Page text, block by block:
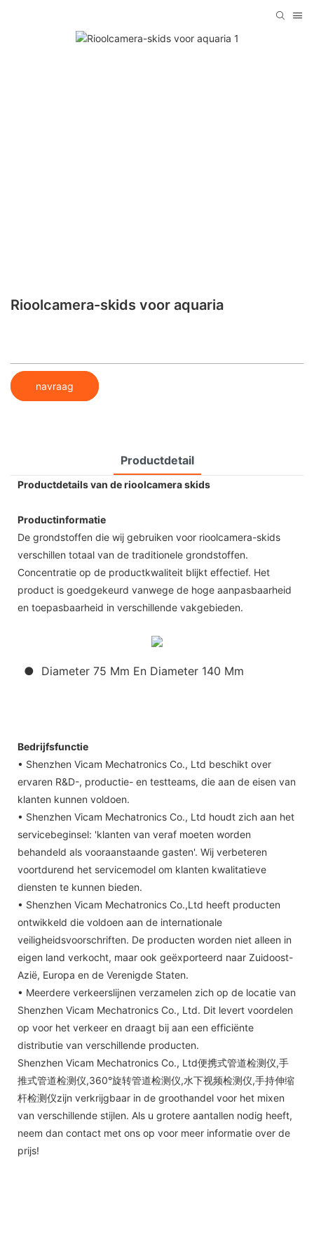
Rioolcamera-skids voor aquaria
navraag
Productdetail
Productdetails van de rioolcamera skids
Productinformatie
De grondstoffen die wij gebruiken voor rioolcamera-skids
verschillen totaal van de traditionele grondstoffen.
Concentratie op de productkwaliteit blijkt effectief. Het
product is goedgekeurd vanwege de hoge aanpasbaarheid
en toepasbaarheid in verschillende vakgebieden.
● Diameter 75 Mm En Diameter 140 Mm
Bedrijfsfunctie
• Shenzhen Vicam Mechatronics Co., Ltd beschikt over
ervaren R&D-, productie- en testteams, die aan de eisen van
klanten kunnen voldoen.
• Shenzhen Vicam Mechatronics Co., Ltd houdt zich aan het
servicebeginsel: 'klanten van veraf moeten worden
behandeld als vooraanstaande gasten'. Wij verbeteren
voortdurend het servicemodel om klanten kwalitatieve
diensten te kunnen bieden.
• Shenzhen Vicam Mechatronics Co.,Ltd heeft producten
ontwikkeld die voldoen aan de internationale
veiligheidsvoorschriften. De producten worden niet alleen in
eigen land verkocht, maar ook geëxporteerd naar Zuidoost-
Azië, Europa en de Verenigde Staten.
• Meerdere verkeerslijnen verzamelen zich op de locatie van
Shenzhen Vicam Mechatronics Co., Ltd. Dit levert voordelen
op voor het verkeer en draagt bij aan een efficiënte
distributie van verschillende producten.
Shenzhen Vicam Mechatronics Co., Ltd便携式管道检测仪,手
推式管道检测仪,360°旋转管道检测仪,水下视频检测仪,手持伸缩
杆检测仪zijn verkrijgbaar in de groothandel voor het mixen
van verschillende stijlen. Als u grotere aantallen nodig heeft,
neem dan contact met ons op voor meer informatie over de
prijs!